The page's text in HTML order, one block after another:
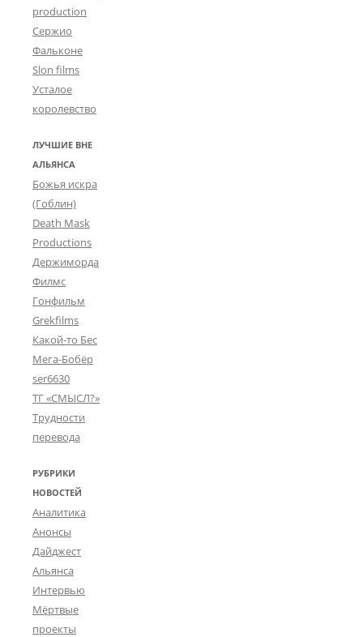
production
Сержио
Фальконе
Slon films
Усталое
королевство
ЛУЧШИЕ ВНЕ
АЛЬЯНСА
Божья искра
(Гоблин)
Death Mask
Productions
Держиморда
Филмс
Гонфильм
Grekfilms
Какой-то Бес
Мега-Бобёр
ser6630
ТГ «СМЫСЛ?»
Трудности
перевода
РУБРИКИ
НОВОСТЕЙ
Аналитика
Анонсы
Дайджест
Альянса
Интервью
Мёртвые
проекты